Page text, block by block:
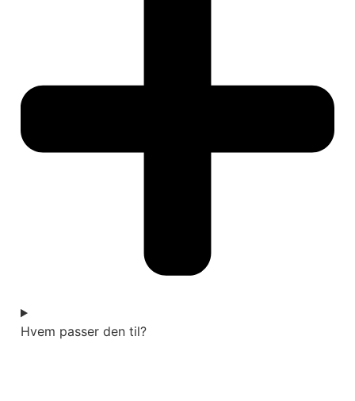
Hvem passer den til?